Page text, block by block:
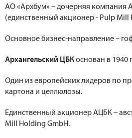
АО «Архбум» – дочерняя компания
(единственный акционер - Pulp Mill
Основное бизнес-направление –
Архангельский ЦБКоснован в 1940
Один из европейских лидеров по
картона и целлюлозы.
Единственный акционер АЦБК –
Mill Holding GmbH.